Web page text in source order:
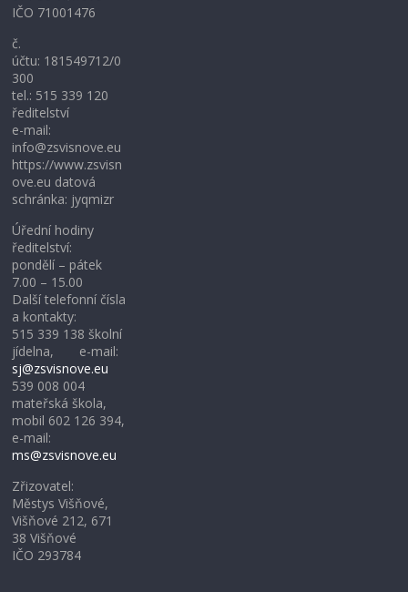
IČO 71001476
č.
účtu: 181549712/0
300
tel.: 515 339 120
ředitelství
e-mail:
info@zsvisnove.eu
https://www.zsvisn
ove.eu datová
schránka: jyqmizr
Úřední hodiny
ředitelství:
pondělí – pátek
7.00 – 15.00
Další telefonní čísla
a kontakty:
515 339 138 školní
jídelna, e-mail:
sj@zsvisnove.eu
539 008 004
mateřská škola,
mobil 602 126 394,
e-mail:
ms@zsvisnove.eu
Zřizovatel:
Městys Višňové,
Višňové 212, 671
38 Višňové
IČO 293784